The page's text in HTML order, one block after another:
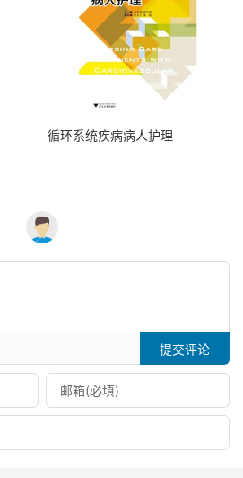
循环系统疾病病人护理
提交评论